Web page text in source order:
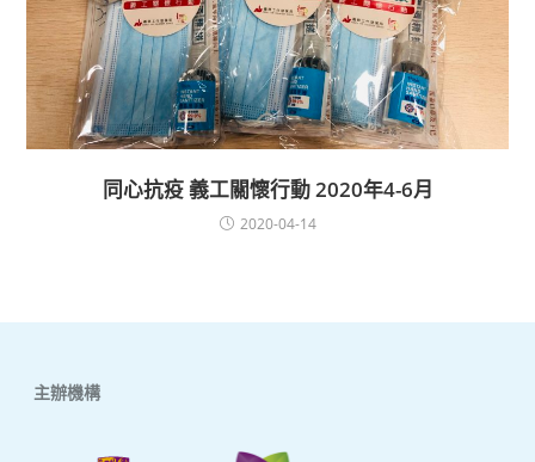
同心抗疫 義工關懷行動 2020年4-6月
2020-04-14
主辦機構